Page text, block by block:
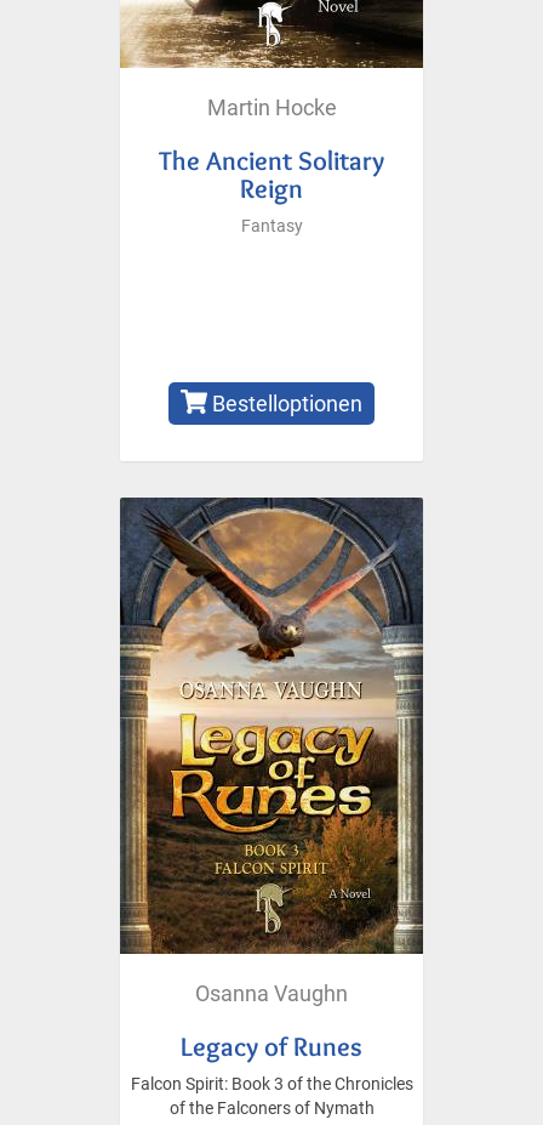
Martin Hocke
The Ancient Solitary
Reign
Fantasy
Bestelloptionen
Osanna Vaughn
Legacy of Runes
Falcon Spirit: Book 3 of the Chronicles
of the Falconers of Nymath